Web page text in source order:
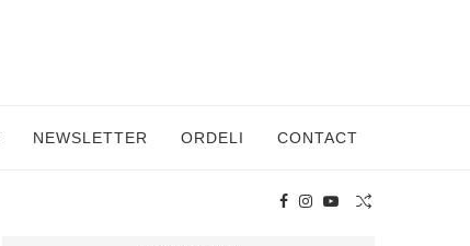
NEWSLETTER ORDELI CONTACT